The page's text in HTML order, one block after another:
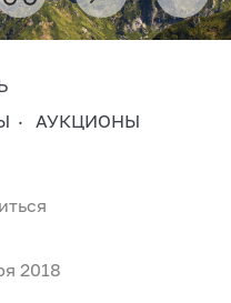
АУКЦИОНЫ
2018